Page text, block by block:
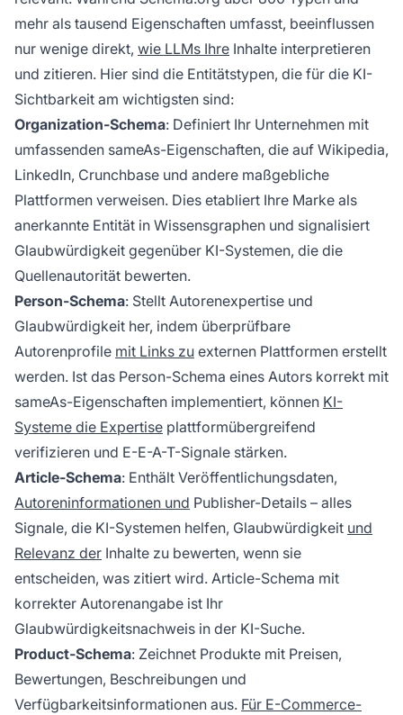
mehr als tausend Eigenschaften umfasst, beeinflussen
nur wenige direkt, wie LLMs Ihre Inhalte interpretieren
und zitieren. Hier sind die Entitätstypen, die für die KI-
Sichtbarkeit am wichtigsten sind:
Organization-Schema: Definiert Ihr Unternehmen mit
umfassenden sameAs-Eigenschaften, die auf Wikipedia,
LinkedIn, Crunchbase und andere maßgebliche
Plattformen verweisen. Dies etabliert Ihre Marke als
anerkannte Entität in Wissensgraphen und signalisiert
Glaubwürdigkeit gegenüber KI-Systemen, die die
Quellenautorität bewerten.
Person-Schema: Stellt Autorenexpertise und
Glaubwürdigkeit her, indem überprüfbare
Autorenprofile mit Links zu externen Plattformen erstellt
werden. Ist das Person-Schema eines Autors korrekt mit
sameAs-Eigenschaften implementiert, können KI-
Systeme die Expertise plattformübergreifend
verifizieren und E-E-A-T-Signale stärken.
Article-Schema: Enthält Veröffentlichungsdaten,
Autoreninformationen und Publisher-Details – alles
Signale, die KI-Systemen helfen, Glaubwürdigkeit und
Relevanz der Inhalte zu bewerten, wenn sie
entscheiden, was zitiert wird. Article-Schema mit
korrekter Autorenangabe ist Ihr
Glaubwürdigkeitsnachweis in der KI-Suche.
Product-Schema: Zeichnet Produkte mit Preisen,
Bewertungen, Beschreibungen und
Verfügbarkeitsinformationen aus. Für E-Commerce-